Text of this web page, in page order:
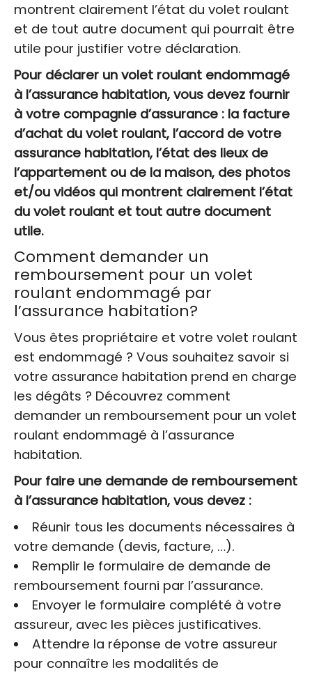
montrent clairement l’état du volet roulant
et de tout autre document qui pourrait être
utile pour justifier votre déclaration.
Pour déclarer un volet roulant endommagé
à l’assurance habitation, vous devez fournir
à votre compagnie d’assurance : la facture
d’achat du volet roulant, l’accord de votre
assurance habitation, l’état des lieux de
l’appartement ou de la maison, des photos
et/ou vidéos qui montrent clairement l’état
du volet roulant et tout autre document
utile.
Comment demander un
remboursement pour un volet
roulant endommagé par
l’assurance habitation?
Vous êtes propriétaire et votre volet roulant
est endommagé ? Vous souhaitez savoir si
votre assurance habitation prend en charge
les dégâts ? Découvrez comment
demander un remboursement pour un volet
roulant endommagé à l’assurance
habitation.
Pour faire une demande de remboursement
à l’assurance habitation, vous devez :
Réunir tous les documents nécessaires à
votre demande (devis, facture, …).
Remplir le formulaire de demande de
remboursement fourni par l’assurance.
Envoyer le formulaire complété à votre
assureur, avec les pièces justificatives.
Attendre la réponse de votre assureur
pour connaître les modalités de